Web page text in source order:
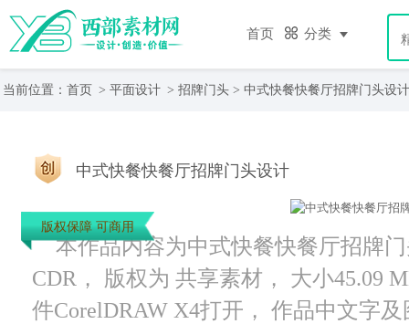
首页 分类
当前位置： 首页 > 平面设计 > 招牌门头 > 中式快餐快餐厅招牌门头设计
中式快餐快餐厅招牌门头设计
版权保障 可商用
本作品内容为中式快餐快餐厅招牌
CDR， 版权为 共享素材， 大小45.09
件CorelDRAW X4打开， 作品中文字